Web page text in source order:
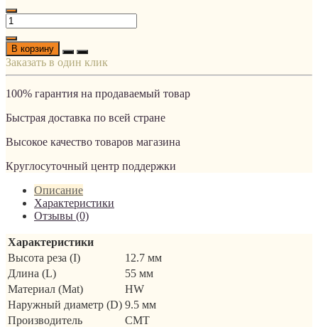
В корзину
Заказать в один клик
100% гарантия на продаваемый товар
Быстрая доставка по всей стране
Высокое качество товаров магазина
Круглосуточный центр поддержки
Описание
Характеристики
Отзывы (0)
Характеристики
Высота реза (I)
12.7 мм
Длина (L)
55 мм
Материал (Mat)
HW
Наружный диаметр (D) 9.5 мм
Производитель
CMT